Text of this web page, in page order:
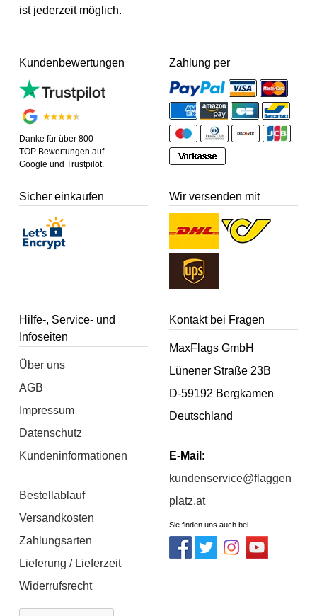
ist jederzeit möglich.
Kundenbewertungen
Danke für über 800
TOP Bewertungen auf
Google und Trustpilot.
Zahlung per
Sicher einkaufen Wir versenden mit
Hilfe-, Service- und
Infoseiten
Über uns
AGB
Impressum
Datenschutz
Kundeninformationen
Bestellablauf
Versandkosten
Zahlungsarten
Lieferung / Lieferzeit
Widerrufsrecht
Kontakt bei Fragen
MaxFlags GmbH
Lünener Straße 23B
D-59192 Bergkamen
Deutschland
E-Mail :
kundenservice@flaggen
platz.at
Sie finden uns auch bei